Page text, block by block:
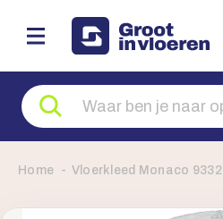
Zoeken
naar
producten
Home Vloerkleed Monaco 9332